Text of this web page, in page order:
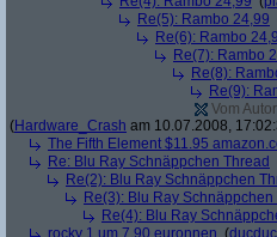
Re(5): Rambo 24,99
Re(6): Rambo
Re(7): Rambo
Re(8):
Re(9):
Vom
(Hardware_Crash am 10.07.2008,
The Fifth Element $11.95
Re: Blu Ray Schnäppchen Thread
Re(2): Blu Ray Schnäppchen
Re(3): Blu Ray Schnäppchen
Re(4): Blu Ray
rocky 1 um 7,90 euronnen (ducduc